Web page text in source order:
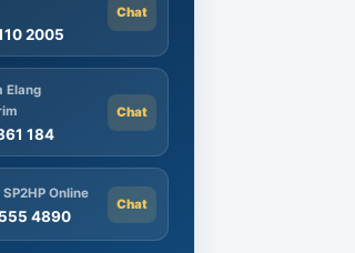
2005
Chat
Elang
184
Chat
Online
4890
Chat